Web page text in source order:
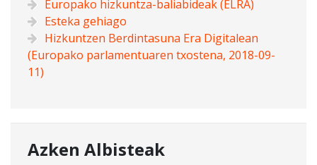
Europako hizkuntza-baliabideak (ELRA)
Esteka gehiago
Hizkuntzen Berdintasuna Era Digitalean
(Europako parlamentuaren txostena, 2018-09-
11)
Azken Albisteak